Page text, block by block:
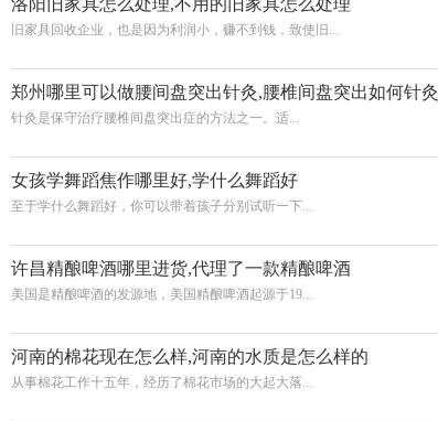
洛阳旧家具怎么处理,不用的旧家具怎么处理
旧家具回收企业，也是因为利润小，赚不到钱，致使旧...
郑州哪里可以做腰间盘突出针灸,腰椎间盘突出如何针灸
针灸是保守治疗腰椎间盘突出症的方法之一。适...
女孩学舞蹈焦作哪里好,学什么舞蹈好
至于学什么舞蹈好，你可以带着孩子分别试听一下...
许昌精酿啤酒哪里进货,代理了一款精酿啤酒
美国是精酿啤酒的发源地，美国精酿啤酒起源于19...
河南的棉花现在怎么样,河南的水质是怎么样的
从事棉花工作十五年，经历了棉花市场的大起大落...